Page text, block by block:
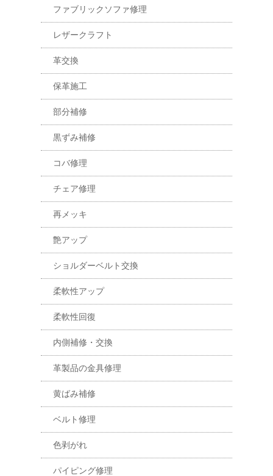
ファブリックソファ修理
レザークラフト
革交換
保革施工
部分補修
黒ずみ補修
コバ修理
チェア修理
再メッキ
艶アップ
ショルダーベルト交換
柔軟性アップ
柔軟性回復
内側補修・交換
革製品の金具修理
黄ばみ補修
ベルト修理
色剥がれ
パイピング修理